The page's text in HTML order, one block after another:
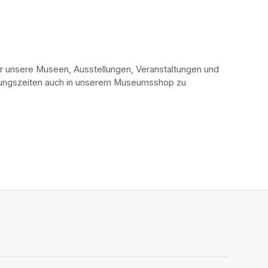
Museen, Ausstellungen, Veranstaltungen und
auch in unserem Museumsshop zu